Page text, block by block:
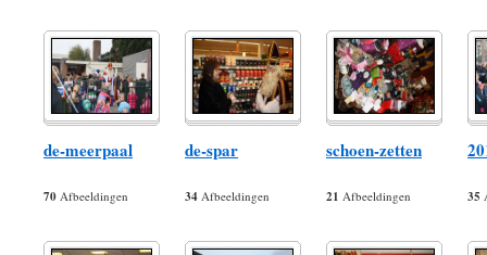
de-meerpaal
70 Afbeeldingen
de-spar
34 Afbeeldingen
schoen-zetten
21 Afbeeldingen 35